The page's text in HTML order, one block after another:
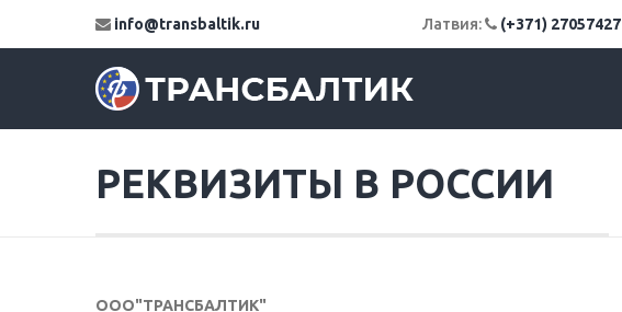
info@transbaltik.ru Латвия: (+371) 27057427
РЕКВИЗИТЫ В РОССИИ
ООО"ТРАНСБАЛТИК"